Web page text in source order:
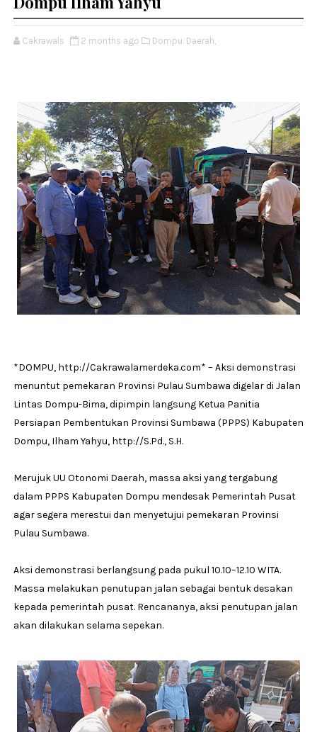
Cakrawals 2 months ago Dompu. Daerah,
*DOMPU, http://Cakrawalamerdeka.com* – Aksi demonstrasi
menuntut pemekaran Provinsi Pulau Sumbawa digelar di Jalan
Lintas Dompu-Bima, dipimpin langsung Ketua Panitia
Persiapan Pembentukan Provinsi Sumbawa (PPPS) Kabupaten
Dompu, Ilham Yahyu, http://S.Pd., S.H.
Merujuk UU Otonomi Daerah, massa aksi yang tergabung
dalam PPPS Kabupaten Dompu mendesak Pemerintah Pusat
agar segera merestui dan menyetujui pemekaran Provinsi
Pulau Sumbawa.
Aksi demonstrasi berlangsung pada pukul 10.10–12.10 WITA.
Massa melakukan penutupan jalan sebagai bentuk desakan
kepada pemerintah pusat. Rencananya, aksi penutupan jalan
akan dilakukan selama sepekan.